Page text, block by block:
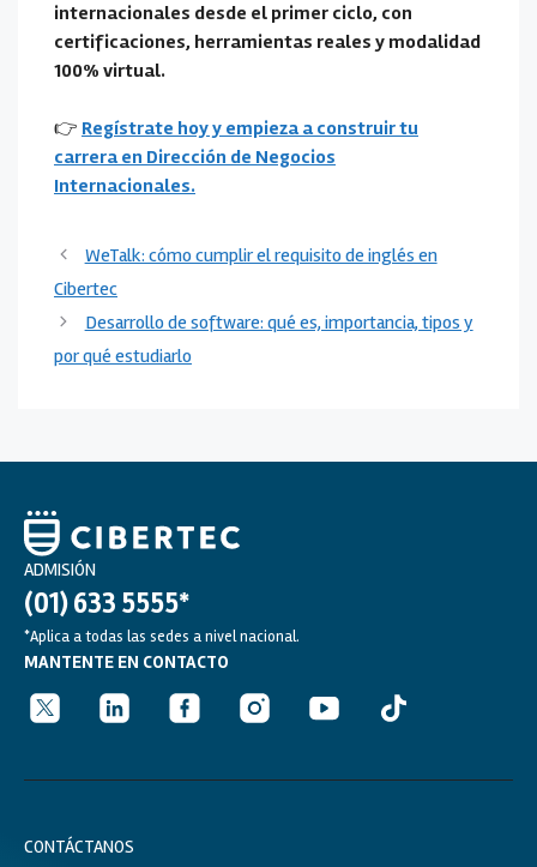
internacionales desde el primer ciclo, con
certificaciones, herramientas reales y modalidad
100% virtual.
👉 Regístrate hoy y empieza a construir tu
carrera en Dirección de Negocios
Internacionales.
WeTalk: cómo cumplir el requisito de inglés en
Cibertec
Desarrollo de software: qué es, importancia, tipos y
por qué estudiarlo
ADMISIÓN
(01) 633 5555*
*Aplica a todas las sedes a nivel nacional.
MANTENTE EN CONTACTO
CONTÁCTANOS